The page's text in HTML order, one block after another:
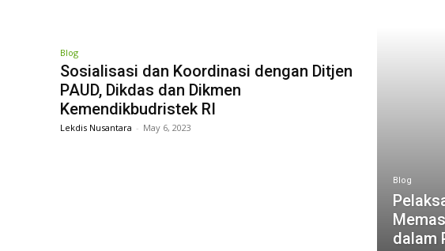
Blog
Sosialisasi dan Koordinasi dengan Ditjen
PAUD, Dikdas dan Dikmen
Kemendikbudristek RI
Lekdis Nusantara - May 6, 2023
Blog
dalam